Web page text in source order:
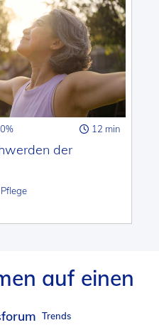
12 min
der
Pflege
auf einen
Trends